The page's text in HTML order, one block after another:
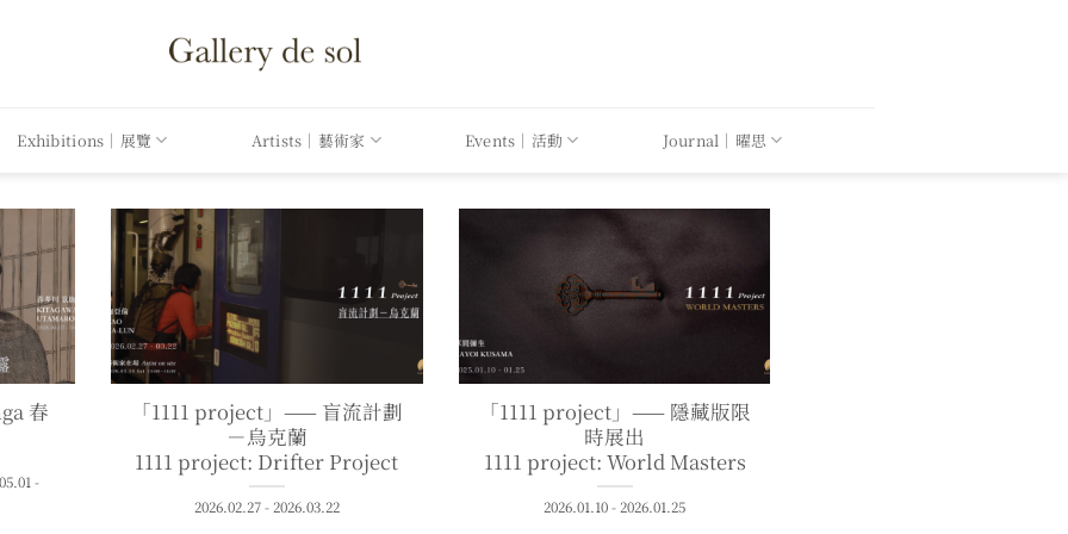
Exhibitions｜展覽 Artists｜藝術家 Events｜活動 Journal｜曜思
春
-
「1111 project」—— 盲流計劃
－烏克蘭
1111 project: Drifter Project
2026.02.27 - 2026.03.22
「1111 project」—— 隱藏版限
時展出
1111 project: World Masters
2026.01.10 - 2026.01.25